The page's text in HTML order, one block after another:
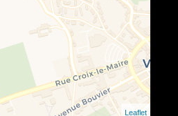
Leaflet